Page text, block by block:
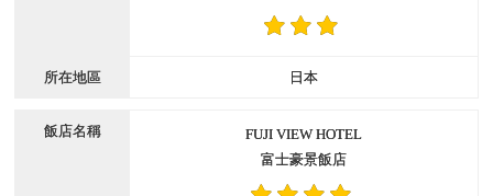
日本
FUJI VIEW HOTEL
富士豪景飯店